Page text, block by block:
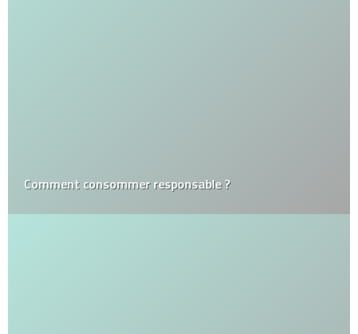
Comment consommer responsable ?